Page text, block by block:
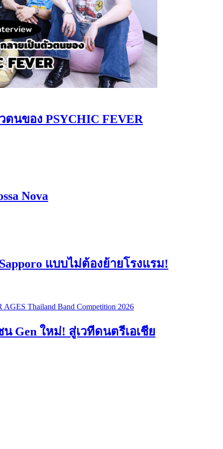
ตนของ PSYCHIC FEVER
Nova
แบบไม่ต้องย้ายโรงแรม!
Gen ใหม่! สู่เวทีดนตรีเอเชีย